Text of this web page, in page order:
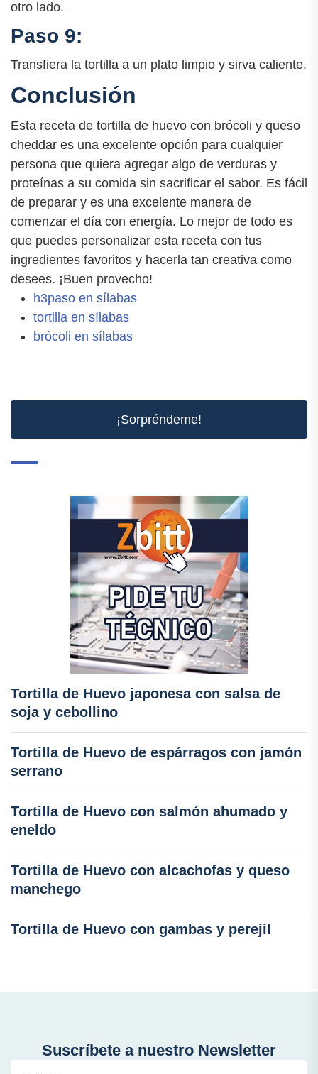
otro lado.
Paso 9:
Transfiera la tortilla a un plato limpio y sirva caliente.
Conclusión
Esta receta de tortilla de huevo con brócoli y queso
cheddar es una excelente opción para cualquier
persona que quiera agregar algo de verduras y
proteínas a su comida sin sacrificar el sabor. Es fácil
de preparar y es una excelente manera de
comenzar el día con energía. Lo mejor de todo es
que puedes personalizar esta receta con tus
ingredientes favoritos y hacerla tan creativa como
desees. ¡Buen provecho!
h3paso en sílabas
tortilla en sílabas
brócoli en sílabas
¡Sorpréndeme!
Tortilla de Huevo japonesa con salsa de
soja y cebollino
Tortilla de Huevo de espárragos con jamón
serrano
Tortilla de Huevo con salmón ahumado y
eneldo
Tortilla de Huevo con alcachofas y queso
manchego
Tortilla de Huevo con gambas y perejil
Suscríbete a nuestro Newsletter